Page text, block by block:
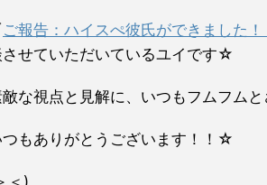
ご報告：ハイスぺ彼氏ができました！
せていただいているユイです☆
な視点と見解に、いつもフムフム
つもありがとうございます！！☆
＜)